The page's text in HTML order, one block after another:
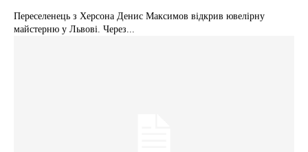
Переселенець з Херсона Денис Максимов відкрив ювелірну
майстерню у Львові. Через...